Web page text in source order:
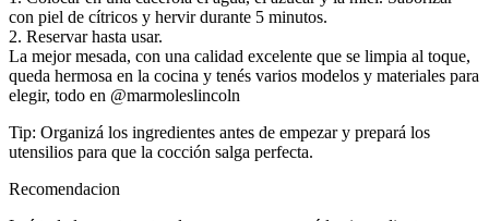
con piel de cítricos y hervir durante 5 minutos.
2. Reservar hasta usar.
La mejor mesada, con una calidad excelente que se limpia al toque,
queda hermosa en la cocina y tenés varios modelos y materiales para
elegir, todo en @marmoleslincoln
Tip: Organizá los ingredientes antes de empezar y prepará los
utensilios para que la cocción salga perfecta.
Recomendacion